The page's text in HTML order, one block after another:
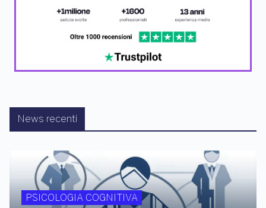
News recenti
PSICOLOGIA COGNITIVA